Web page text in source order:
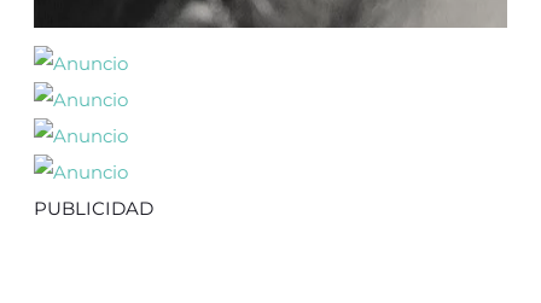
PUBLICIDAD